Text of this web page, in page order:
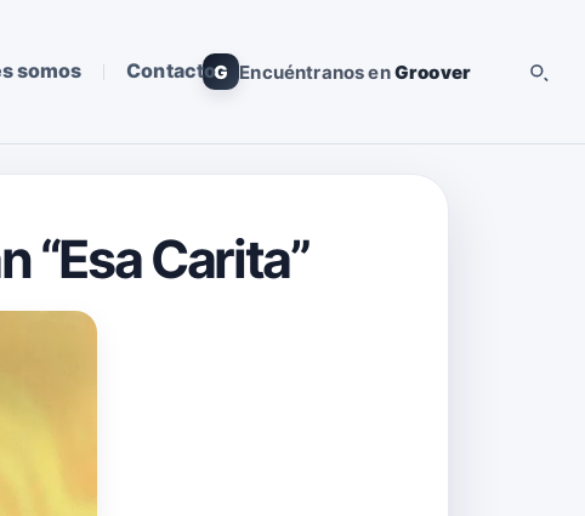
somos ContactoG Encuéntranos enGroover
“Esa Carita”